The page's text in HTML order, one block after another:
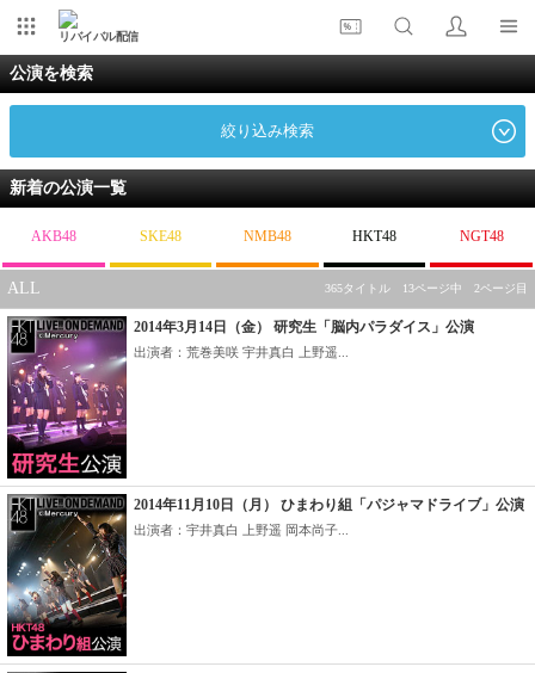
リバイバル配信
公演を検索
絞り込み検索
新着の公演一覧
AKB48 SKE48 NMB48 HKT48 NGT48
ALL 365タイトル 13ページ中 2ページ目
2014年3月14日（金） 研究生「脳内パラダイス」公演
出演者：荒巻美咲 宇井真白 上野遥...
2014年11月10日（月） ひまわり組「パジャマドライブ」公演
出演者：宇井真白 上野遥 岡本尚子...